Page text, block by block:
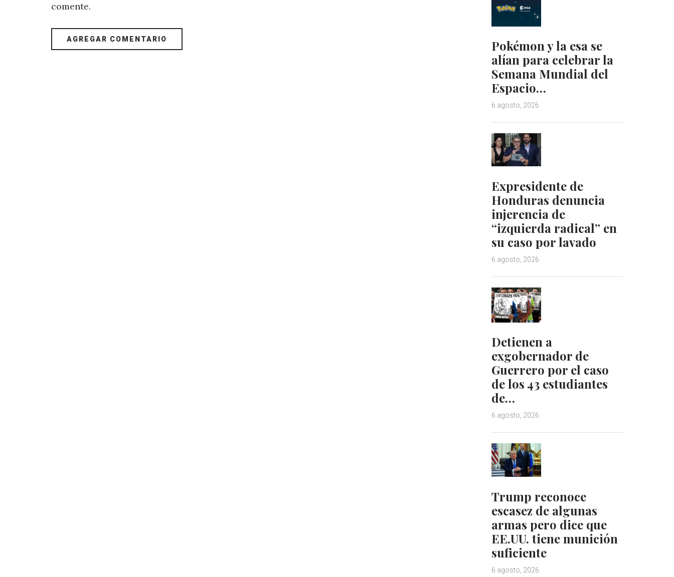
comente.
Pokémon y la esa se
alían para celebrar la
Semana Mundial del
Espacio…
6 agosto, 2026
Expresidente de
Honduras denuncia
injerencia de
“izquierda radical” en
su caso por lavado
6 agosto, 2026
Detienen a
exgobernador de
Guerrero por el caso
de los 43 estudiantes
de…
6 agosto, 2026
Trump reconoce
escasez de algunas
armas pero dice que
EE.UU. tiene munición
suficiente
6 agosto, 2026